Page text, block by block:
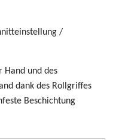
/
Hand und des
dank des Rollgriffes
Beschichtung